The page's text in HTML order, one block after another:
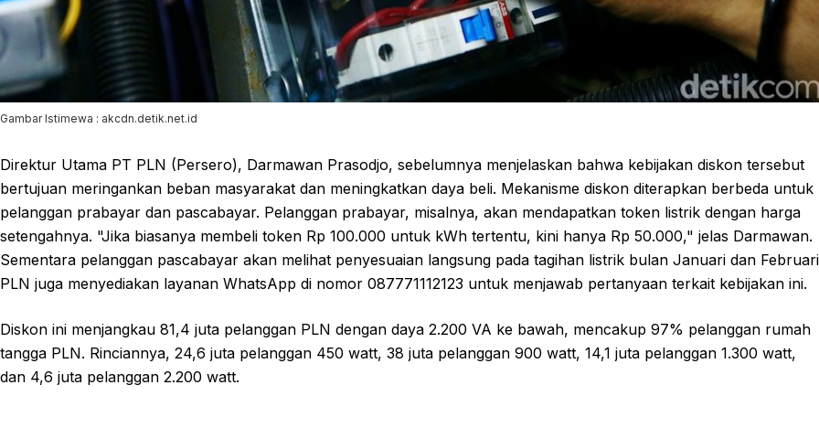
Gambar Istimewa : akcdn.detik.net.id
Direktur Utama PT PLN (Persero), Darmawan Prasodjo, sebelumnya menjelaskan bahwa kebijakan diskon tersebut
bertujuan meringankan beban masyarakat dan meningkatkan daya beli. Mekanisme diskon diterapkan berbeda untuk
pelanggan prabayar dan pascabayar. Pelanggan prabayar, misalnya, akan mendapatkan token listrik dengan harga
setengahnya. "Jika biasanya membeli token Rp 100.000 untuk kWh tertentu, kini hanya Rp 50.000," jelas Darmawan.
Sementara pelanggan pascabayar akan melihat penyesuaian langsung pada tagihan listrik bulan Januari dan
PLN juga menyediakan layanan WhatsApp di nomor 087771112123 untuk menjawab pertanyaan terkait kebijakan ini.
Diskon ini menjangkau 81,4 juta pelanggan PLN dengan daya 2.200 VA ke bawah, mencakup 97% pelanggan rumah
tangga PLN. Rinciannya, 24,6 juta pelanggan 450 watt, 38 juta pelanggan 900 watt, 14,1 juta pelanggan 1.300 watt,
dan 4,6 juta pelanggan 2.200 watt.